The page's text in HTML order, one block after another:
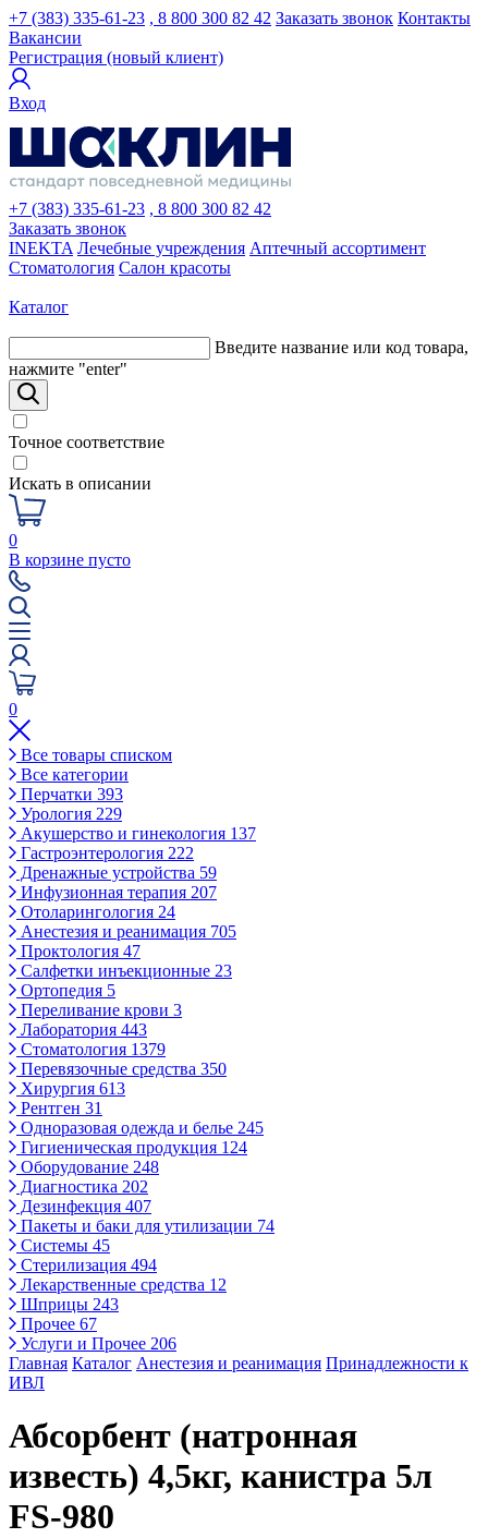
+7 (383) 335-61-23 , 8 800 300 82 42 Заказать звонок Контакты
Вакансии
Регистрация (новый клиент)
Вход
+7 (383) 335-61-23 , 8 800 300 82 42
Заказать звонок
INEKTA Лечебные учреждения Аптечный ассортимент
Стоматология Салон красоты
Каталог
Введите название или код товара,
нажмите "enter"
Точное соответствие
Искать в описании
0
В корзине пусто
0
Все товары списком
Все категории
Перчатки 393
Урология 229
Акушерство и гинекология 137
Гастроэнтерология 222
Дренажные устройства 59
Инфузионная терапия 207
Отоларингология 24
Анестезия и реанимация 705
Проктология 47
Салфетки инъекционные 23
Ортопедия 5
Переливание крови 3
Лаборатория 443
Стоматология 1379
Перевязочные средства 350
Хирургия 613
Рентген 31
Одноразовая одежда и белье 245
Гигиеническая продукция 124
Оборудование 248
Диагностика 202
Дезинфекция 407
Пакеты и баки для утилизации 74
Системы 45
Стерилизация 494
Лекарственные средства 12
Шприцы 243
Прочее 67
Услуги и Прочее 206
Главная Каталог Анестезия и реанимация Принадлежности к
ИВЛ
Абсорбент (натронная
известь) 4,5кг, канистра 5л
FS-980